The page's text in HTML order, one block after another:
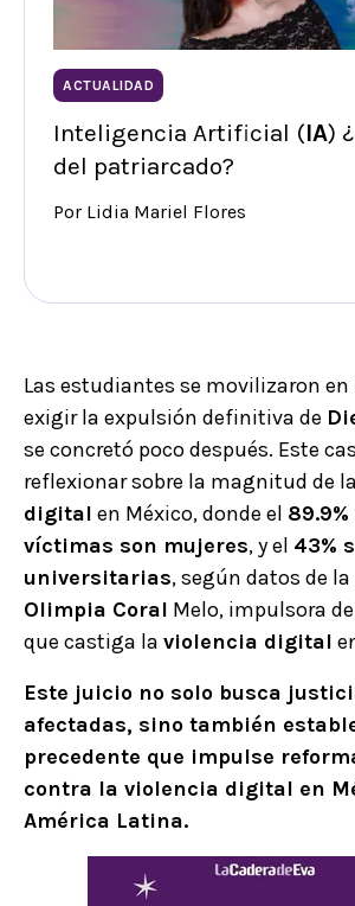
ACTUALIDAD
Inteligencia Artificial (IA)
del patriarcado?
Por Lidia Mariel Flores
Las estudiantes se movilizaron en
exigir la expulsión definitiva de
se concretó poco después. Este
reflexionar sobre la magnitud de la
digital en México, donde el
víctimas son mujeres, y el 43%
universitarias, según datos de
Olimpia Coral Melo, impulsora
que castiga la violencia digital
Este juicio no solo busca
afectadas, sino también
precedente que impulse
contra la violencia digital en
América Latina.